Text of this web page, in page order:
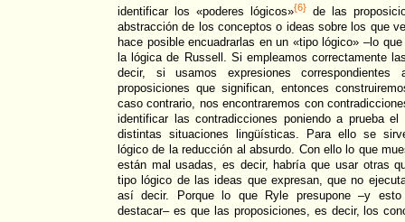
identificar los «poderes lógicos»{6} de las
abstracción de los conceptos o ideas sobre los que
hace posible encuadrarlas en un «tipo lógico» –lo
la lógica de Russell. Si empleamos correctamente
decir, si usamos expresiones
proposiciones que significan, entonces
caso contrario, nos encontraremos con
identificar las contradicciones poniendo a prueba
distintas situaciones lingüísticas. Para ello se
lógico de la reducción al absurdo. Con ello lo que
están mal usadas, es decir, habría que usar otras
tipo lógico de las ideas que expresan, que no
así decir. Porque lo que Ryle presupone –y
destacar– es que las proposiciones, es decir, los